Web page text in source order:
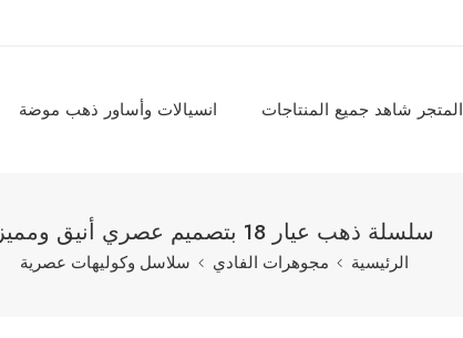
المتجر شاهد جميع المنتاجات انسيالات وأساور ذهب موضة
سلسلة ذهب عيار 18 بتصميم عصري أنيق ومميز
الرئيسية مجوهرات الفادي سلاسل وكوليهات عصرية